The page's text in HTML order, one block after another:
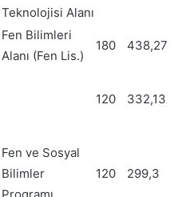
Teknolojisi Alanı
Fen Bilimleri
Alanı (Fen Lis.)
180 438,27
120 332,13
Fen ve Sosyal
Bilimler
120 299,3